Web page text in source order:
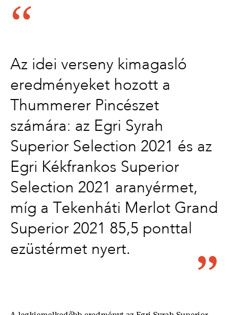
Az idei verseny kimagasló
eredményeket hozott a
Thummerer Pincészet
számára: az Egri Syrah
Superior Selection 2021 és az
Egri Kékfrankos Superior
Selection 2021 aranyérmet,
míg a Tekenháti Merlot Grand
Superior 2021 85,5 ponttal
ezüstérmet nyert.